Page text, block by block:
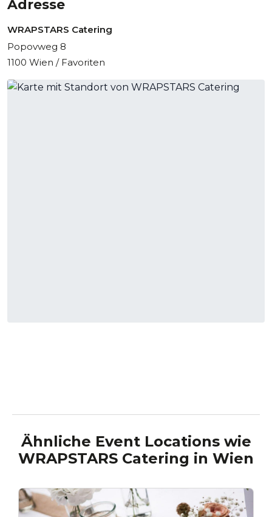
Adresse
WRAPSTARS Catering
Popovweg 8
1100 Wien / Favoriten
Ähnliche Event Locations wie
WRAPSTARS Catering in Wien